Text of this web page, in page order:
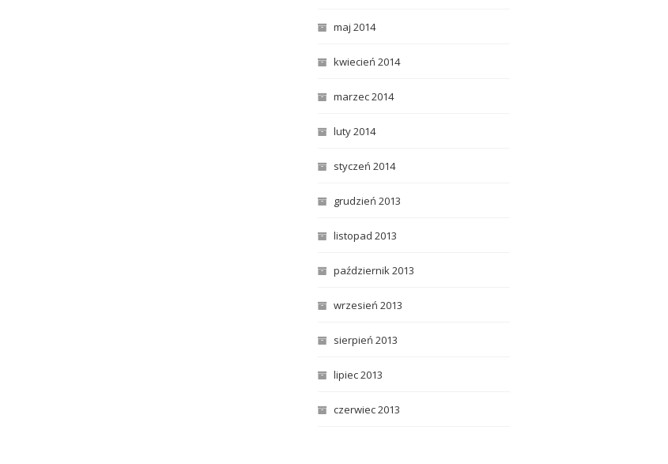
maj 2014
kwiecień 2014
marzec 2014
luty 2014
styczeń 2014
grudzień 2013
listopad 2013
październik 2013
wrzesień 2013
sierpień 2013
lipiec 2013
czerwiec 2013